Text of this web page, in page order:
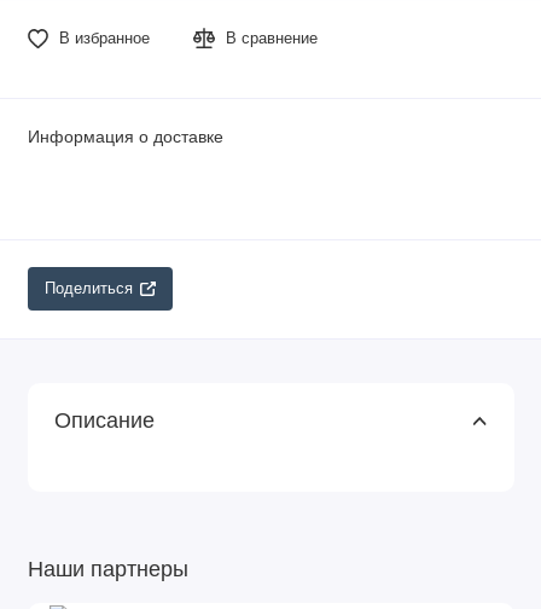
В избранное В сравнение
Информация о доставке
Поделиться
Описание
Наши партнеры